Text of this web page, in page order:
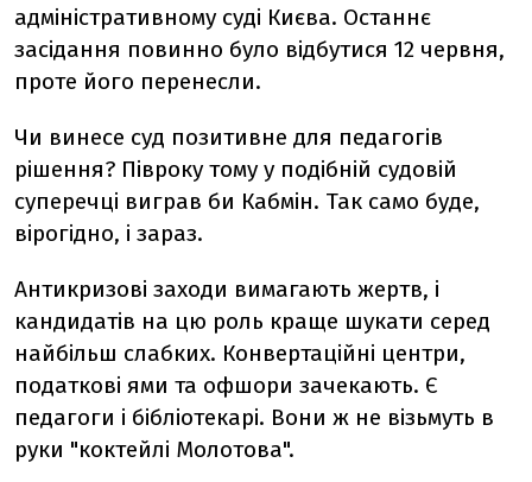
адміністративному суді Києва. Останнє
засідання повинно було відбутися 12 червня,
проте його перенесли.
Чи винесе суд позитивне для педагогів
рішення? Півроку тому у подібній судовій
суперечці виграв би Кабмін. Так само буде,
вірогідно, і зараз.
Антикризові заходи вимагають жертв, і
кандидатів на цю роль краще шукати серед
найбільш слабких. Конвертаційні центри,
податкові ями та офшори зачекають. Є
педагоги і бібліотекарі. Вони ж не візьмуть в
руки "коктейлі Молотова".